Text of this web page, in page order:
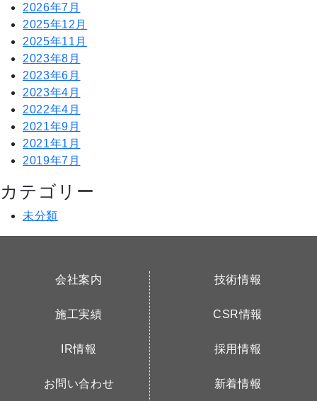
2026年7月
2025年12月
2025年11月
2023年8月
2023年6月
2023年4月
2022年4月
2021年9月
2021年1月
2019年7月
カテゴリー
未分類
会社案内
施工実績
IR情報
お問い合わせ
技術情報
CSR情報
採用情報
新着情報